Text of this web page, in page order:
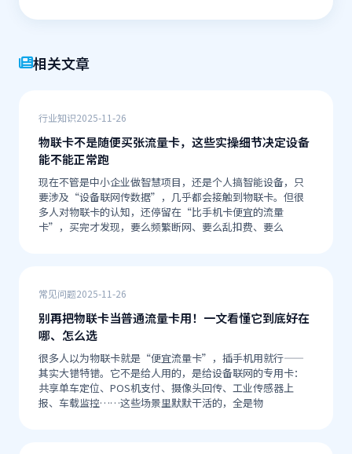
相关文章
行业知识2025-11-26
物联卡不是随便买张流量卡，这些实操细节决定设备
能不能正常跑
现在不管是中小企业做智慧项目，还是个人搞智能设备，只
要涉及“设备联网传数据”，几乎都会接触到物联卡。但很
多人对物联卡的认知，还停留在“比手机卡便宜的流量
卡”，买完才发现，要么频繁断网、要么乱扣费、要么
常见问题2025-11-26
别再把物联卡当普通流量卡用！一文看懂它到底好在
哪、怎么选
很多人以为物联卡就是“便宜流量卡”，插手机用就行——
其实大错特错。它不是给人用的，是给设备联网的专用卡：
共享单车定位、POS机支付、摄像头回传、工业传感器上
报、车载监控……这些场景里默默干活的，全是物